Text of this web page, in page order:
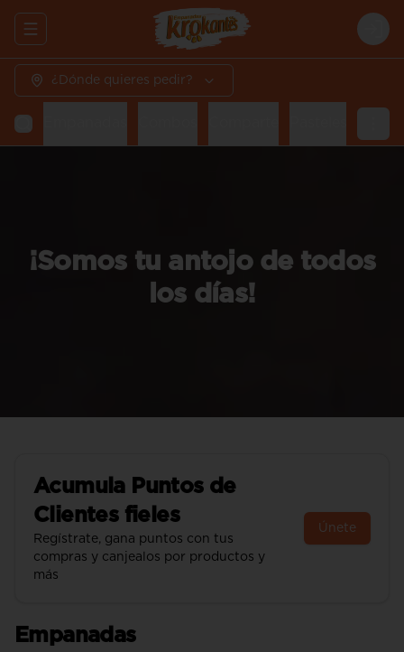
Abrir menu de navegación
¿Dónde quieres pedir?
¡Somos tu antojo de todos
los días!
Acumula Puntos de
Clientes fieles
Regístrate, gana puntos con tus
compras y canjealos por productos y
más
Únete
Empanadas